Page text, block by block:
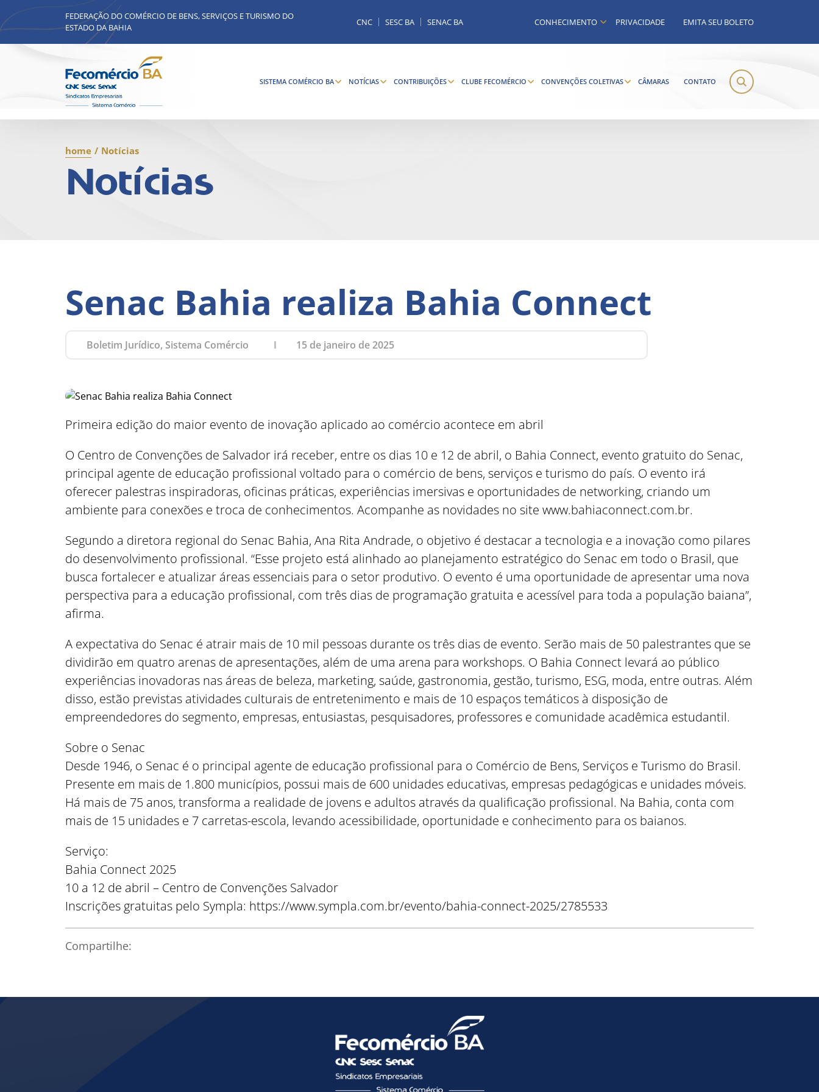
FEDERAÇÃO DO COMÉRCIO DE BENS, SERVIÇOS E TURISMO DO
ESTADO DA BAHIA
CNC SESC BA SENAC BA CONHECIMENTO PRIVACIDADE EMITA SEU BOLETO
SISTEMA COMÉRCIO BA NOTÍCIAS CONTRIBUIÇÕES CLUBE FECOMÉRCIO CONVENÇÕES COLETIVAS CÂMARAS CONTATO
home / Notícias
Notícias
Senac Bahia realiza Bahia Connect
Boletim Jurídico, Sistema Comércio 15 de janeiro de 2025
Primeira edição do maior evento de inovação aplicado ao comércio acontece em abril
O Centro de Convenções de Salvador irá receber, entre os dias 10 e 12 de abril, o Bahia Connect, evento gratuito do Senac,
principal agente de educação profissional voltado para o comércio de bens, serviços e turismo do país. O evento irá
oferecer palestras inspiradoras, oficinas práticas, experiências imersivas e oportunidades de networking, criando um
ambiente para conexões e troca de conhecimentos. Acompanhe as novidades no site www.bahiaconnect.com.br.
Segundo a diretora regional do Senac Bahia, Ana Rita Andrade, o objetivo é destacar a tecnologia e a inovação como pilares
do desenvolvimento profissional. “Esse projeto está alinhado ao planejamento estratégico do Senac em todo o Brasil, que
busca fortalecer e atualizar áreas essenciais para o setor produtivo. O evento é uma oportunidade de apresentar uma nova
perspectiva para a educação profissional, com três dias de programação gratuita e acessível para toda a população baiana”,
afirma.
A expectativa do Senac é atrair mais de 10 mil pessoas durante os três dias de evento. Serão mais de 50 palestrantes que se
dividirão em quatro arenas de apresentações, além de uma arena para workshops. O Bahia Connect levará ao público
experiências inovadoras nas áreas de beleza, marketing, saúde, gastronomia, gestão, turismo, ESG, moda, entre outras. Além
disso, estão previstas atividades culturais de entretenimento e mais de 10 espaços temáticos à disposição de
empreendedores do segmento, empresas, entusiastas, pesquisadores, professores e comunidade acadêmica estudantil.
Sobre o Senac
Desde 1946, o Senac é o principal agente de educação profissional para o Comércio de Bens, Serviços e Turismo do Brasil.
Presente em mais de 1.800 municípios, possui mais de 600 unidades educativas, empresas pedagógicas e unidades móveis.
Há mais de 75 anos, transforma a realidade de jovens e adultos através da qualificação profissional. Na Bahia, conta com
mais de 15 unidades e 7 carretas-escola, levando acessibilidade, oportunidade e conhecimento para os baianos.
Serviço:
Bahia Connect 2025
10 a 12 de abril – Centro de Convenções Salvador
Inscrições gratuitas pelo Sympla: https://www.sympla.com.br/evento/bahia-connect-2025/2785533
Compartilhe: